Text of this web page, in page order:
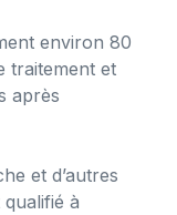
environ 80
traitement et
après
et d’autres
à